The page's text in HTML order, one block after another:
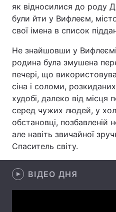
Економіка
Спорт
Техно і зв'язок
Зброя
Здоров'я
Цікавинки
Екологія
Лонгріди
як відносилися до роду
були йти у Вифлеєм,
свої імена в список
Не знайшовши у Вифлеємі
родина була змушена
печері, що
сіна і соломи,
худобі, далеко від місця
серед чужих людей, у
обстановці, позбавленій
але навіть звичайної
Спаситель світу.
ВІДЕО ДНЯ